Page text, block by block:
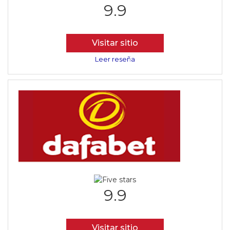
9.9
Visitar sitio
Leer reseña
9.9
Visitar sitio